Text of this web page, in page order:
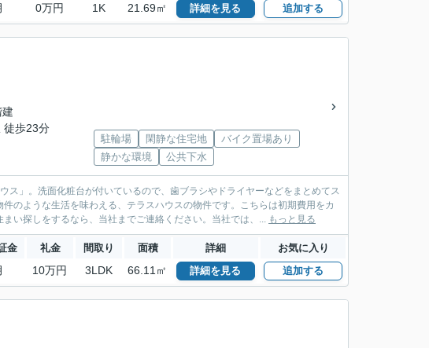
0万円 1K 21.69㎡ 詳細を見る 追加する
徒歩23分
駐輪場 閑静な住宅地
バイク置場あり
静かな環境
公共下水
ス」。洗面化粧台が付いているので、歯ブラシやドライヤーなどをまとめてス
のような生活を味わえる、テラスハウスの物件です。こちらは初期費用をカ
い探しをするなら、当社までご連絡ください。当社では、... もっと見る
金 礼金 間取り 面積 詳細 お気に入り
10万円 3LDK 66.11㎡ 詳細を見る 追加する